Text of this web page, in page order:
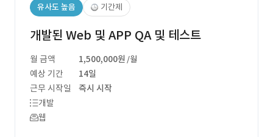
유사도 높음 기간제
개발된 Web 및 APP QA 및 테스트
월 금액 1,500,000원 /월
예상 기간
14일
근무 시작일
즉시 시작
개발
웹